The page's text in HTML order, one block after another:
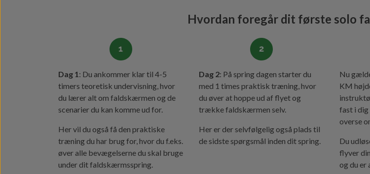
Hvordan foregår dit første solo
Dag 1: Du ankommer klar til 4-5
timers teoretisk undervisning, hvor
du lærer alt om faldskærmen og de
scenarier du kan komme ud for.
Her vil du også få den praktiske
træning du har brug for, hvor du f.eks.
øver alle bevægelserne du skal bruge
under dit faldskærmsspring.
Dag 2: På spring dagen starter du
med 1 times praktisk træning, hvor
du øver at hoppe ud af flyet og
trække faldskærmen selv.
Her er der selvfølgelig også plads til
de sidste spørgsmål inden dit spring.
Nu
KM
fast i
overse
Du
flyver
og du er